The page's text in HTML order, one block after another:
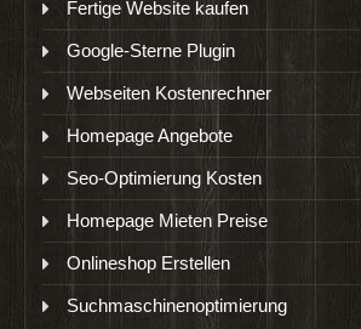
Fertige Website kaufen
Google-Sterne Plugin
Webseiten Kostenrechner
Homepage Angebote
Seo-Optimierung Kosten
Homepage Mieten Preise
Onlineshop Erstellen
Suchmaschinenoptimierung